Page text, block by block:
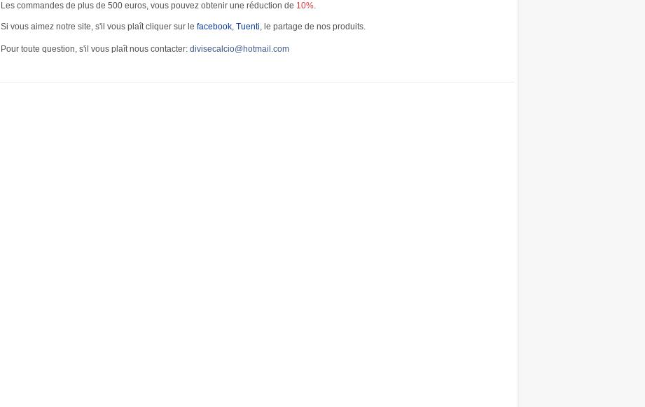
Les commandes de plus de 500 euros, vous pouvez obtenir une réduction de 10%.
Si vous aimez notre site, s'il vous plaît cliquer sur le facebook, Tuenti, le partage de nos produits.
Pour toute question, s'il vous plaît nous contacter: divisecalcio@hotmail.com